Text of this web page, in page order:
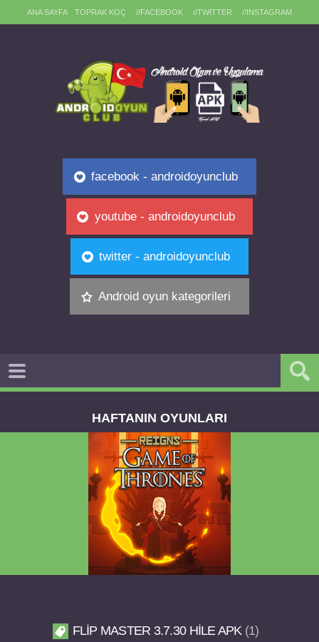
ANA SAYFA TOPRAK KOÇ //FACEBOOK //TWITTER //INSTAGRAM
facebook - androidoyunclub
youtube - androidoyunclub
twitter - androidoyunclub
Android oyun kategorileri
HAFTANIN OYUNLARI
FLIP MASTER 3.7.30 HILE APK 1